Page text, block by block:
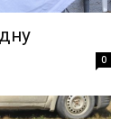
0